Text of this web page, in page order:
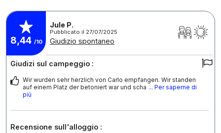
8,44 /10
Jule P.
Pubblicato il 27/07/2025
Giudizio spontaneo
Giudizi sul campeggio :
Wir wurden sehr herzlich von Carlo empfangen. Wir standen
auf einem Platz der betoniert war und scha ... Per saperne di
più
Recensione sull'alloggio :